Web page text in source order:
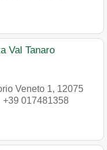
Val Tanaro
Veneto 1, 12075
+39 017481358